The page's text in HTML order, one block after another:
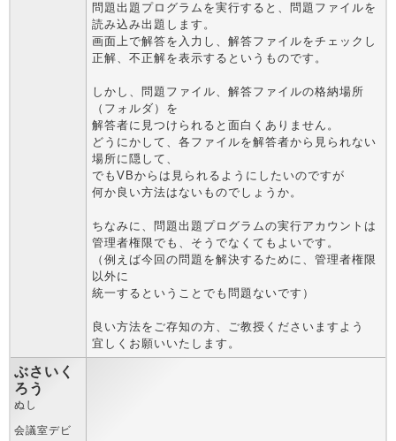
問題出題プログラムを実行すると、問題ファイルを
読み込み出題します。
画面上で解答を入力し、解答ファイルをチェックし
正解、不正解を表示するというものです。
しかし、問題ファイル、解答ファイルの格納場所
（フォルダ）を
解答者に見つけられると面白くありません。
どうにかして、各ファイルを解答者から見られない
場所に隠して、
でもVBからは見られるようにしたいのですが
何か良い方法はないものでしょうか。
ちなみに、問題出題プログラムの実行アカウントは
管理者権限でも、そうでなくてもよいです。
（例えば今回の問題を解決するために、管理者権限
以外に
統一するということでも問題ないです）
良い方法をご存知の方、ご教授くださいますよう
宜しくお願いいたします。
ぶさいく
ろう
ぬし
会議室デビ